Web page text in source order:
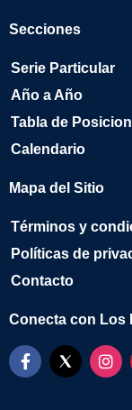
Secciones
Serie Particular
Año a Año
Tabla de
Calendario
Mapa del Sitio
Términos y
Políticas de
Contacto
Conecta con Los